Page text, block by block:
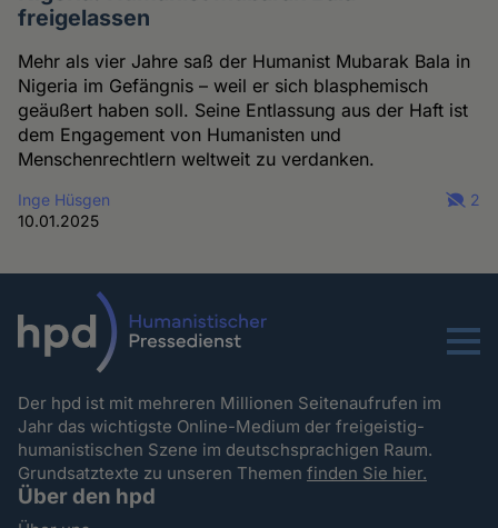
freigelassen
Mehr als vier Jahre saß der Humanist Mubarak Bala in
Nigeria im Gefängnis – weil er sich blasphemisch
geäußert haben soll. Seine Entlassung aus der Haft ist
dem Engagement von Humanisten und
Menschenrechtlern weltweit zu verdanken.
Inge Hüsgen
10.01.2025
2
Menu
Der hpd ist mit mehreren Millionen Seitenaufrufen im
Jahr das wichtigste Online-Medium der freigeistig-
humanistischen Szene im deutschsprachigen Raum.
Grundsatztexte zu unseren Themenfinden Sie hier.
Über den hpd